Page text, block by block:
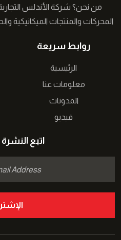
من نحن؟ شركة الأندلس
المحركات والمنتجات الميكانيكية
مبتكرة لقطاعروابط سريعة
الرئيسية
معلومات عنا
المدونات
فيديو
اتبع النشرة